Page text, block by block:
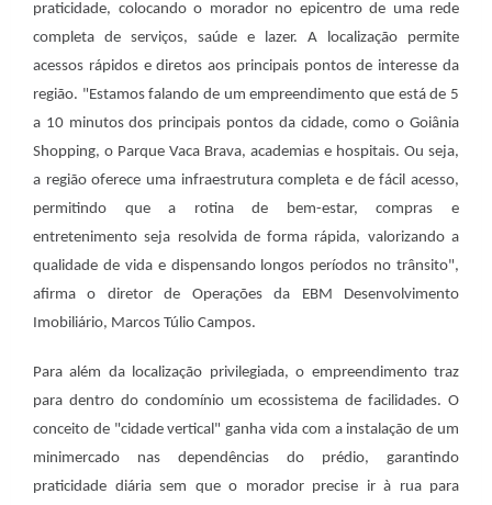
praticidade, colocando o morador no epicentro de uma rede
completa de serviços, saúde e lazer. A localização permite
acessos rápidos e diretos aos principais pontos de interesse da
região. "Estamos falando de um empreendimento que está de 5
a 10 minutos dos principais pontos da cidade, como o Goiânia
Shopping, o Parque Vaca Brava, academias e hospitais. Ou seja,
a região oferece uma infraestrutura completa e de fácil acesso,
permitindo que a rotina de bem-estar, compras e
entretenimento seja resolvida de forma rápida, valorizando a
qualidade de vida e dispensando longos períodos no trânsito",
afirma o diretor de Operações da EBM Desenvolvimento
Imobiliário, Marcos Túlio Campos.
Para além da localização privilegiada, o empreendimento traz
para dentro do condomínio um ecossistema de facilidades. O
conceito de "cidade vertical" ganha vida com a instalação de um
minimercado nas dependências do prédio, garantindo
praticidade diária sem que o morador precise ir à rua para